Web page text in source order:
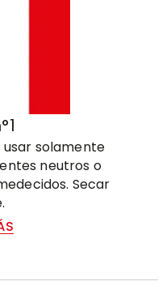
usar solamente
neutros o
Secar